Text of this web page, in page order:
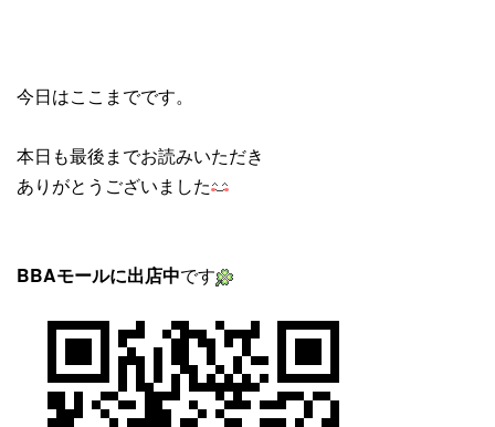
今日はここまでです。
本日も最後までお読みいただき
ありがとうございました
BBAモールに出店中です